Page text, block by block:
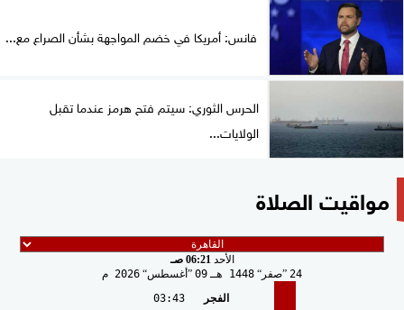
فانس: أمريكا في خضم المواجهة بشأن الصراع مع...
الحرس الثوري: سيتم فتح هرمز عندما تقبل
الولايات...
مواقيت الصلاة
الأحد06:21 صـ
24 صفر 1448 هـ 09 أغسطس 2026 م
الفجر
03:43